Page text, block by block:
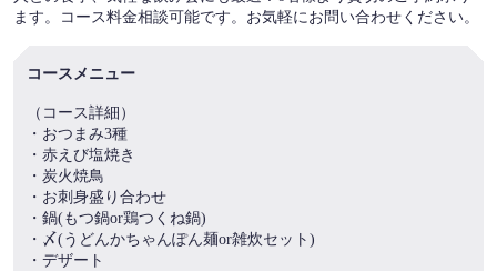
ます。コース料金相談可能です。お気軽にお問い合わせください。
コースメニュー
（コース詳細）
・おつまみ3種
・赤えび塩焼き
・炭火焼鳥
・お刺身盛り合わせ
・鍋(もつ鍋or鶏つくね鍋)
・〆(うどんかちゃんぽん麺or雑炊セット)
・デザート
この店舗情報をシェアする
【お手頃宴会プラン！】焼鳥・刺身・鍋の全7品を含むお手
東京都葛飾区東新小岩１-17-11
https://umekichi-shinkoiwa.owst.jp/courses/173949304